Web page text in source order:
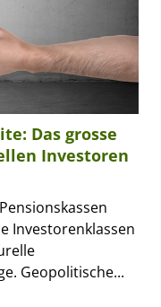
Das grosse
Investoren
Investorenklassen
Geopolitische...